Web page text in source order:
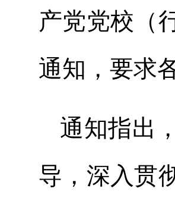
产党党校（
通知，要求
通知指出
导，深入贯